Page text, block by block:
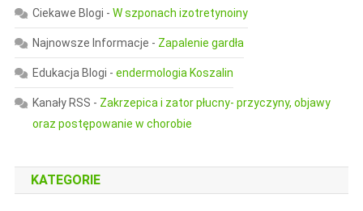
Ciekawe Blogi - W szponach izotretynoiny
Najnowsze Informacje - Zapalenie gardła
Edukacja Blogi - endermologia Koszalin
Kanały RSS - Zakrzepica i zator płucny- przyczyny, objawy
oraz postępowanie w chorobie
KATEGORIE